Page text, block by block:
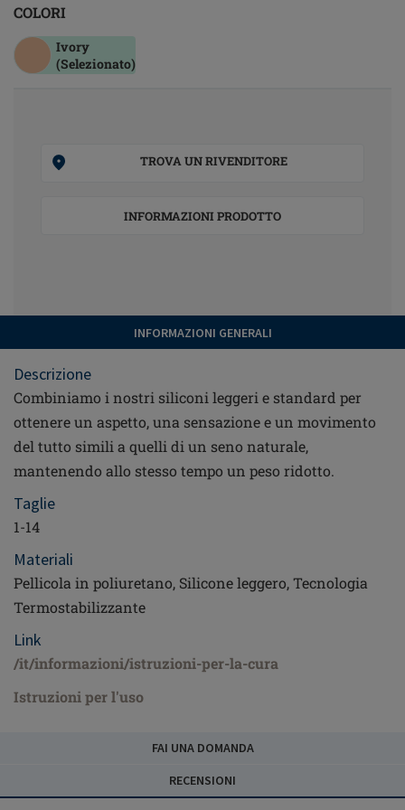
COLORI
Ivory
(Selezionato)
TROVA UN RIVENDITORE
INFORMAZIONI PRODOTTO
INFORMAZIONI GENERALI
Descrizione
Combiniamo i nostri siliconi leggeri e standard per
ottenere un aspetto, una sensazione e un movimento
del tutto simili a quelli di un seno naturale,
mantenendo allo stesso tempo un peso ridotto.
Taglie
1-14
Materiali
Pellicola in poliuretano, Silicone leggero, Tecnologia
Termostabilizzante
Link
/it/informazioni/istruzioni-per-la-cura
Istruzioni per l'uso
FAI UNA DOMANDA
RECENSIONI